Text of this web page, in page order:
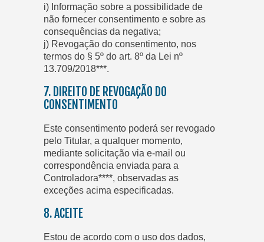
i) Informação sobre a possibilidade de
não fornecer consentimento e sobre as
consequências da negativa;
j) Revogação do consentimento, nos
termos do § 5º do art. 8º da Lei nº
13.709/2018***.
7. DIREITO DE REVOGAÇÃO DO
CONSENTIMENTO
Este consentimento poderá ser revogado
pelo Titular, a qualquer momento,
mediante solicitação via e-mail ou
correspondência enviada para a
Controladora****, observadas as
exceções acima especificadas.
8. ACEITE
Estou de acordo com o uso dos dados,